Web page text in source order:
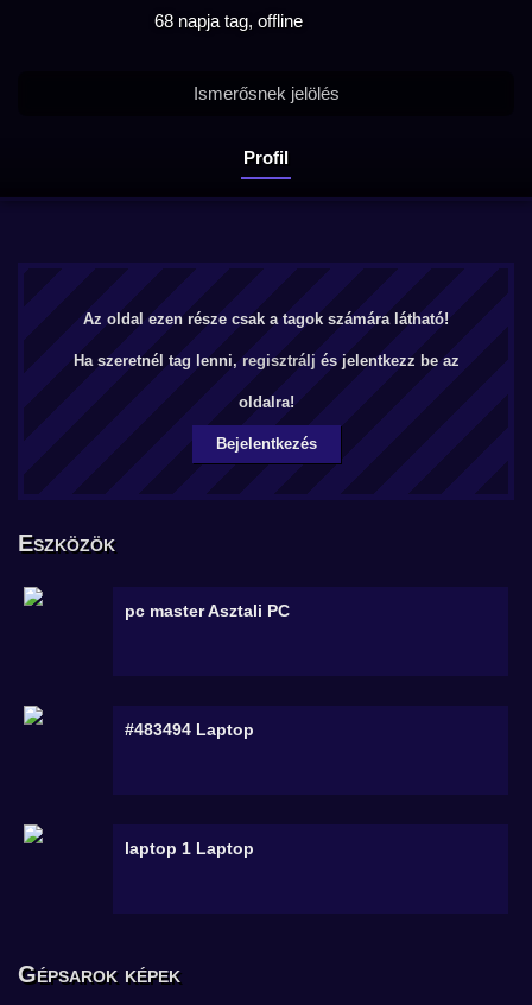
68 napja tag, offline
Profil
Ismerősnek jelölés
Az oldal ezen része csak a tagok számára látható!
Ha szeretnél tag lenni, regisztrálj és jelentkezz be az
oldalra!
Bejelentkezés
Eszközök
pc masterAsztali PC
#483494 Laptop
laptop 1 Laptop
Gépsarok képek